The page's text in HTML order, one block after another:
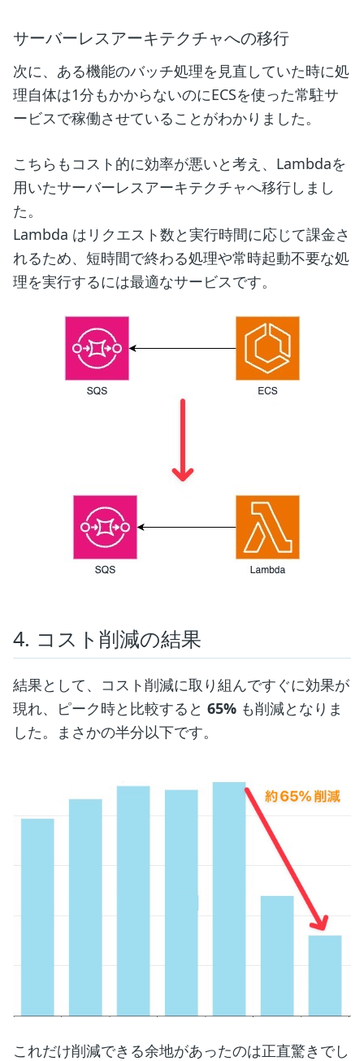
サーバーレスアーキテクチャへの移行
次に、ある機能のバッチ処理を見直していた時に処
理自体は1分もかからないのにECSを使った常駐サ
ービスで稼働させていることがわかりました。
こちらもコスト的に効率が悪いと考え、Lambdaを
用いたサーバーレスアーキテクチャへ移行しまし
た。
Lambda はリクエスト数と実行時間に応じて課金さ
れるため、短時間で終わる処理や常時起動不要な処
理を実行するには最適なサービスです。
4. コスト削減の結果
結果として、コスト削減に取り組んですぐに効果が
現れ、ピーク時と比較すると 65% も削減となりま
した。まさかの半分以下です。
これだけ削減できる余地があったのは正直驚きでし